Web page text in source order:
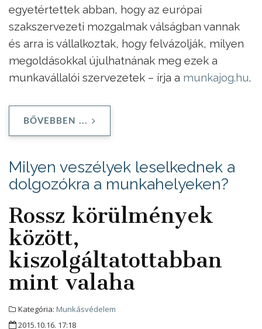
egyetértettek abban, hogy az európai
szakszervezeti mozgalmak válságban vannak
és arra is vállalkoztak, hogy felvázolják, milyen
megoldásokkal újulhatnának meg ezek a
munkavállalói szervezetek – írja a munkajog.hu.
BŐVEBBEN ...
Milyen veszélyek leselkednek a
dolgozókra a munkahelyeken?
Rossz körülmények
között,
kiszolgáltatottabban
mint valaha
Kategória: Munkásvédelem
2015.10.16. 17:18